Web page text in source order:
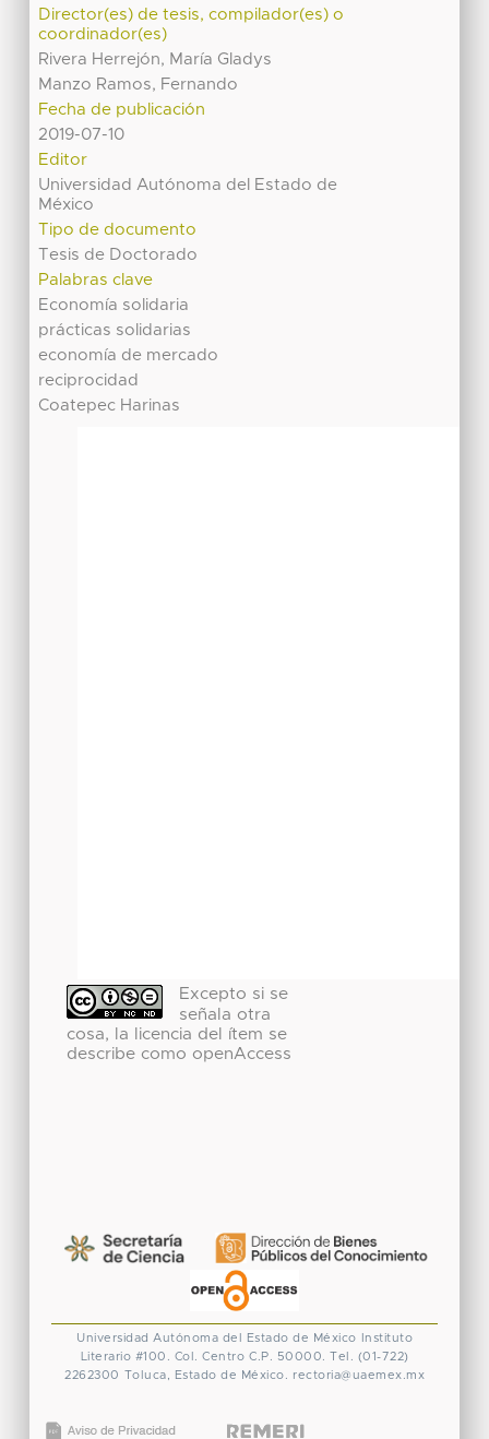
Director(es) de tesis, compilador(es) o
coordinador(es)
Rivera Herrejón, María Gladys
Manzo Ramos, Fernando
Fecha de publicación
2019-07-10
Editor
Universidad Autónoma del Estado de
México
Tipo de documento
Tesis de Doctorado
Palabras clave
Economía solidaria
prácticas solidarias
economía de mercado
reciprocidad
Coatepec Harinas
Excepto si se
señala otra
cosa, la licencia del ítem se
describe como openAccess
Universidad Autónoma del Estado de México
Instituto
Literario #100. Col. Centro C.P. 50000. Tel. (01-722)
2262300 Toluca, Estado de México. rectoria@uaemex.mx